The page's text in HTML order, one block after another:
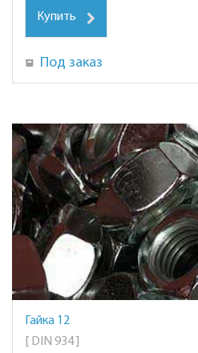
Купить
Под заказ
Гайка 12
[ DIN 934 ]